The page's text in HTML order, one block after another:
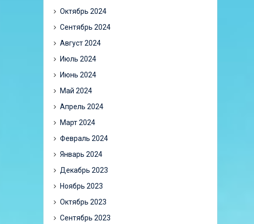
Октябрь 2024
Сентябрь 2024
Август 2024
Июль 2024
Июнь 2024
Май 2024
Апрель 2024
Март 2024
Февраль 2024
Январь 2024
Декабрь 2023
Ноябрь 2023
Октябрь 2023
Сентябрь 2023